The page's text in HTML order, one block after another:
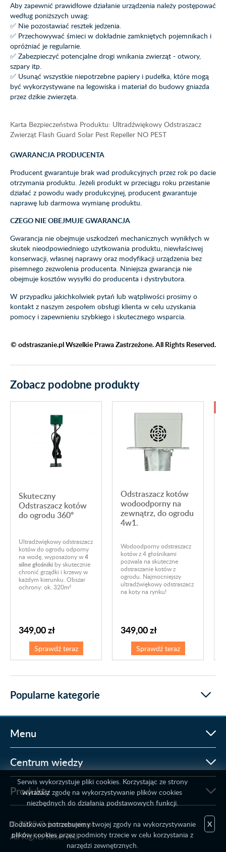
Aby zapewnić prawidłowe działanie urządzenia należy postępować
według poniższych uwag:
✅ Nie pozostawiać resztek jedzenia.
✅ Przechowywać śmieci w dokładnie zamkniętych pojemnikach i
opróżniać je regularnie.
✅ Zabezpieczyć potencjalne drogi wnikania zwierząt - otwory,
szpary itp.
✅ Usunąć wszystkie niepotrzebne papiery i pudełka, które mogą
być wykorzystywane na legowiska i materiał do budowy gniazda
przez dzikie zwierzęta.
Karta Bezpieczeństwa Produktu: Ultradźwiękowy Odstraszacz
Zwierząt Flash Guard Solar Pest Repeller NO PEST
GWARANCJA PRODUCENTA
Producent gwarantuje brak wad produkcyjnych przez rok po dacie
otrzymania produktu. Jeżeli produkt w przeciągu roku przestanie
działać z powodu wady produkcyjnej, producent gwarantuje
naprawę lub darmowa wymianę produktu.
CZEGO NIE OBEJMUJE GWARANCJA
Gwarancja nie obejmuje uszkodzeń mechanicznych wynikłych w
skutek nieodpowiedniego użytkowania produktu, niewłaściwej
konserwacji, własnej naprawy oraz modyfikacji urządzenia bez
pisemnego zezwolenia producenta. Niniejsza gwarancja nie
obejmuje kosztów wysyłki do producenta i dystrybutora.
W przypadku jakichkolwiek pytań lub wątpliwości prosimy o
kontakt z naszym zespołem obsługi klienta w celu uzyskania
pomocy i zapewnieniu szybkiego i skutecznego wsparcia.
© odstraszanie.pl Wszelkie Prawa Zastrzeżone. All Rights Reserved.
Zobacz podobne produkty
Skuteczny
Odstraszacz kotów
do ogrodu 360°
Ultradżwiękowy odstraszacz
kotów do ogrodu odporny
na wodę, wyposażony w4
silne głośniki by skutecznie
chronić grządki i krzewy w
każdym kierunku. Obszar
ochrony: ok. 320m²
349,00 zł
Sprawdź teraz
Odstraszacz kotów
wodoodporny na
zewnątrz, do ogrodu
4w1.
Wodoodporny odstraszacz
kotów z 4 głośnikami
pozwala na skuteczne
odstraszanie kotów z
ogrodu. Najmocniejszy
ultradźwiękowy odstraszacz
na koty na rynku!
349,00 zł
Sprawdź teraz
Popularne kategorie
Menu
Centrum wiedzy
Produkty
© 2022 Odstraszanie.pl
All Rights Reserved.
Serwis wykorzystuje pliki cookies. Korzystając ze strony
wyrażasz zgodę na wykorzystywanie plików cookies
niezbędnych do działania podstawowych funkcji.
Dodatkowo potrzebujemy twojej zgody na wykorzystywanie
plików cookies przez podmioty trzecie w celu korzystania z
narzędzi zewnętrznych.
X